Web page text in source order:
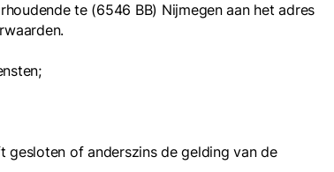
te (6546 BB) Nijmegen aan het adres
of anderszins de gelding van de